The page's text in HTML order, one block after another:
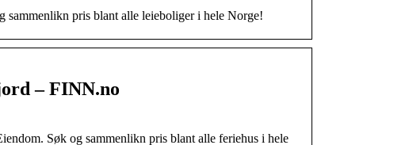
pris blant alle leieboliger i hele Norge!
– FINN.no
Søk og sammenlikn pris blant alle feriehus i hele